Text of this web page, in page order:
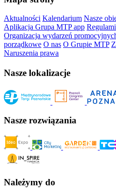
Aktualności Kalendarium Nasze
Aplikacja Grupa MTP app
Organizacja wydarzeń
porządkowe O nas O Grupie MTP
Naruszenia prawa
Nasze lokalizacje
Nasze rozwiązania
Należymy do